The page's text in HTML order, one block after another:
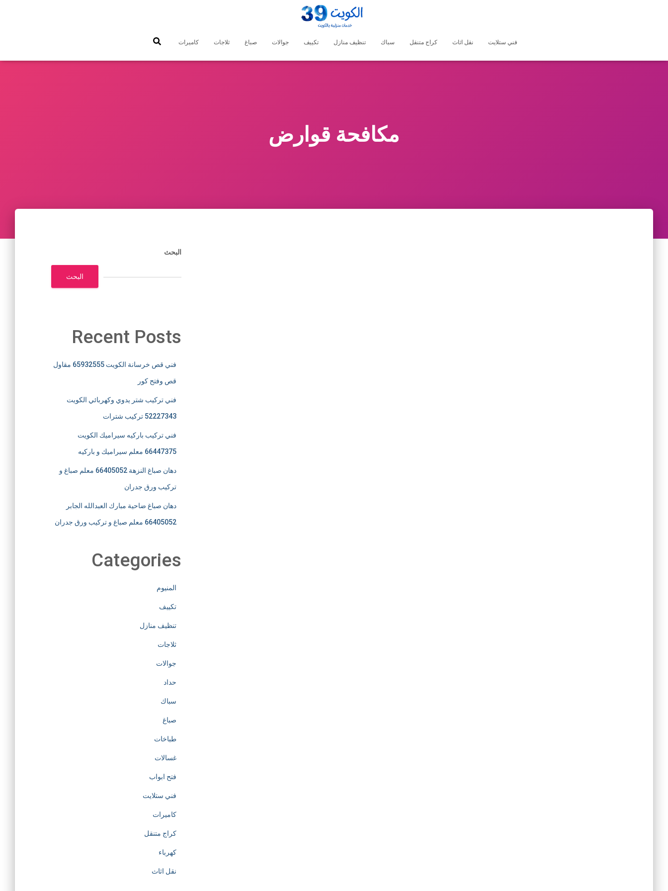
فني ستلايت نقل اثاث كراج متنقل سباك تنظيف منازل تكييف جوالات صباغ ثلاجات كاميرات
مكافحة قوارض
البحث
البحث
Recent Posts
فني قص خرسانة الكويت 65932555 مقاول
قص وفتح كور
فني تركيب شتر يدوي وكهربائي الكويت
52227343 تركيب شترات
فني تركيب باركيه سيراميك الكويت
66447375 معلم سيراميك و باركيه
دهان صباغ النزهة 66405052 معلم صباغ و
تركيب ورق جدران
دهان صباغ ضاحية مبارك العبدالله الجابر
66405052 معلم صباغ و تركيب ورق جدران
Categories
المنيوم
تكييف
تنظيف منازل
ثلاجات
جوالات
حداد
سباك
صباغ
طباخات
غسالات
فتح ابواب
فني ستلايت
كاميرات
كراج متنقل
كهرباء
نقل اثاث